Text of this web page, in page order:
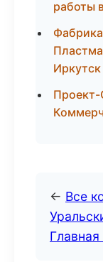
работы
Иркутск
Проект-
← Все